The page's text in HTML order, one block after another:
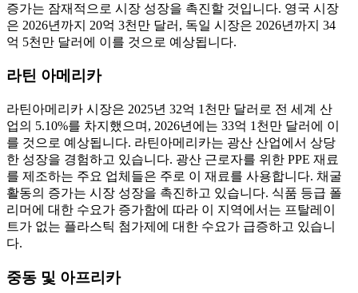
증가는 잠재적으로 시장 성장을 촉진할 것입니다. 영국 시장
은 2026년까지 20억 3천만 달러, 독일 시장은 2026년까지 34
억 5천만 달러에 이를 것으로 예상됩니다.
라틴 아메리카
라틴아메리카 시장은 2025년 32억 1천만 달러로 전 세계 산
업의 5.10%를 차지했으며, 2026년에는 33억 1천만 달러에 이
를 것으로 예상됩니다. 라틴아메리카는 광산 산업에서 상당
한 성장을 경험하고 있습니다. 광산 근로자를 위한 PPE 재료
를 제조하는 주요 업체들은 주로 이 재료를 사용합니다. 채굴
활동의 증가는 시장 성장을 촉진하고 있습니다. 식품 등급 폴
리머에 대한 수요가 증가함에 따라 이 지역에서는 프탈레이
트가 없는 플라스틱 첨가제에 대한 수요가 급증하고 있습니
다.
중동 및 아프리카